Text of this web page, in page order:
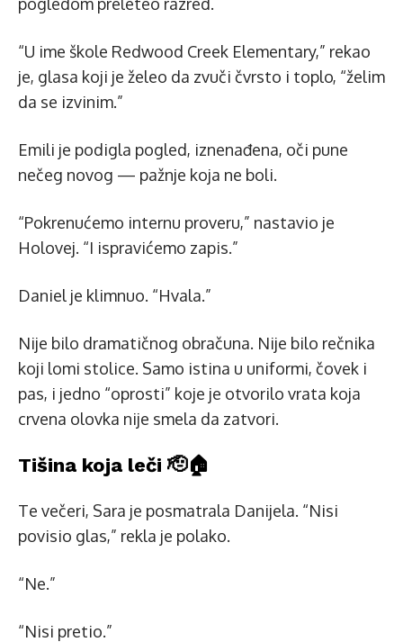
“U ime škole Redwood Creek Elementary,” rekao
je, glasa koji je želeo da zvuči čvrsto i toplo, “želim
da se izvinim.”
Emili je podigla pogled, iznenađena, oči pune
nečeg novog — pažnje koja ne boli.
“Pokrenućemo internu proveru,” nastavio je
Holovej. “I ispravićemo zapis.”
Daniel je klimnuo. “Hvala.”
Nije bilo dramatičnog obračuna. Nije bilo rečnika
koji lomi stolice. Samo istina u uniformi, čovek i
pas, i jedno “oprosti” koje je otvorilo vrata koja
crvena olovka nije smela da zatvori.
Tišina koja leči 🫡🏠
Te večeri, Sara je posmatrala Danijela. “Nisi
povisio glas,” rekla je polako.
“Ne.”
“Nisi pretio.”